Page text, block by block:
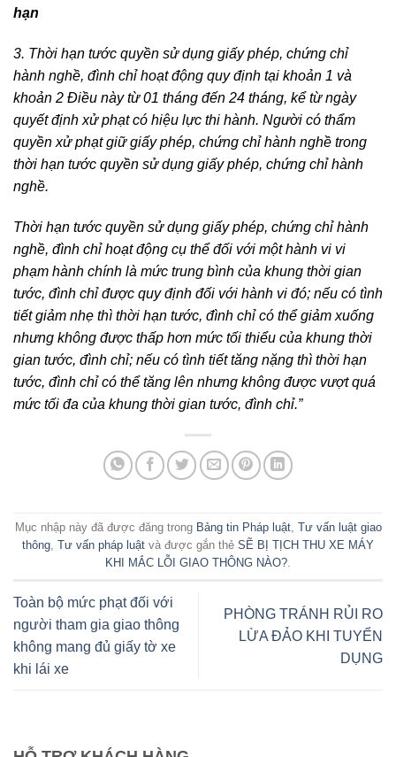
hạn
3. Thời hạn tước quyền sử dụng giấy phép, chứng chỉ
hành nghề, đình chỉ hoạt động quy định tại khoản 1 và
khoản 2 Điều này từ 01 tháng đến 24 tháng, kể từ ngày
quyết định xử phạt có hiệu lực thi hành. Người có thẩm
quyền xử phạt giữ giấy phép, chứng chỉ hành nghề trong
thời hạn tước quyền sử dụng giấy phép, chứng chỉ hành
nghề.
Thời hạn tước quyền sử dụng giấy phép, chứng chỉ hành
nghề, đình chỉ hoạt động cụ thể đối với một hành vi vi
phạm hành chính là mức trung bình của khung thời gian
tước, đình chỉ được quy định đối với hành vi đó; nếu có tình
tiết giảm nhẹ thì thời hạn tước, đình chỉ có thể giảm xuống
nhưng không được thấp hơn mức tối thiểu của khung thời
gian tước, đình chỉ; nếu có tình tiết tăng nặng thì thời hạn
tước, đình chỉ có thể tăng lên nhưng không được vượt quá
mức tối đa của khung thời gian tước, đình chỉ.”
Mục nhập này đã được đăng trong Bảng tin Pháp luật, Tư vấn luật giao
thông, Tư vấn pháp luật và được gắn thẻ SẼ BỊ TỊCH THU XE MÁY
KHI MẮC LỖI GIAO THÔNG NÀO?.
Toàn bộ mức phạt đối với
người tham gia giao thông
không mang đủ giấy tờ xe
khi lái xe
PHÒNG TRÁNH RỦI RO
LỪA ĐẢO KHI TUYỂN
DỤNG